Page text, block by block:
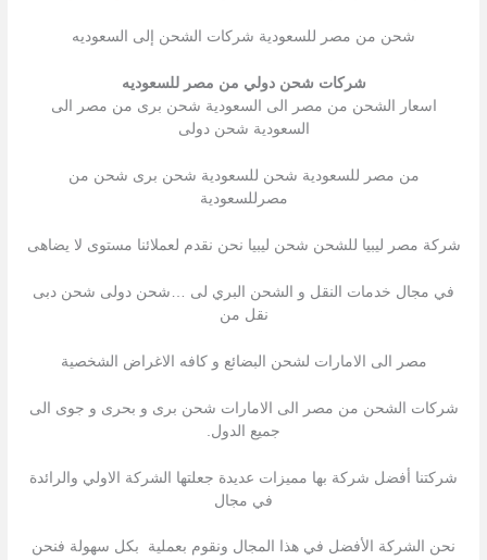
شحن من مصر للسعودية شركات الشحن إلى السعوديه
شركات شحن دولي من مصر للسعوديه
اسعار الشحن من مصر الى السعودية شحن برى من مصر الى
السعودية شحن دولى
من مصر للسعودية شحن للسعودية شحن برى شحن من
مصرللسعودية
شركة مصر ليبيا للشحن شحن ليبيا نحن نقدم لعملائنا مستوى لا يضاهى
في مجال خدمات النقل و الشحن البري لى …شحن دولى شحن دبى
نقل من
مصر الى الامارات لشحن البضائع و كافه الاغراض الشخصية
شركات الشحن من مصر الى الامارات شحن برى و بحرى و جوى الى
جميع الدول.
شركتنا أفضل شركة بها مميزات عديدة جعلتها الشركة الاولي والرائدة
في مجال
نحن الشركة الأفضل في هذا المجال ونقوم بعملية بكل سهولة فنحن